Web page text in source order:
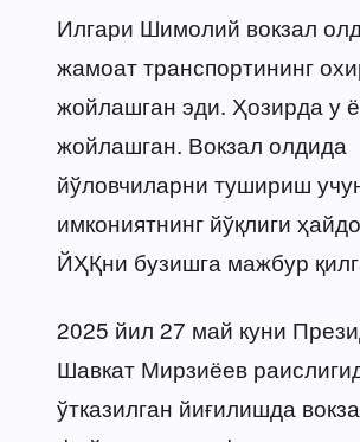
Илгари Шимолий вокзал
жамоат транспортининг
жойлашган эди. Ҳозирда у
жойлашган. Вокзал олдида
йўловчиларни тушириш
имкониятнинг йўқлиги
ЙҲҚни бузишга мажбур
2025 йил 27 май куни
Шавкат Мирзиёев
ўтказилган йиғилишда